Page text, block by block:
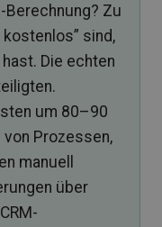
Berechnung? Zu
sind,
Die echten
um 80–90
Prozessen,
manuell
über